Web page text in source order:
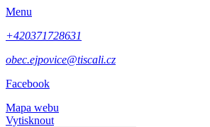
Menu
+420371728631
obec.ejpovice@tiscali.cz
Facebook
Mapa webu
Vytisknout